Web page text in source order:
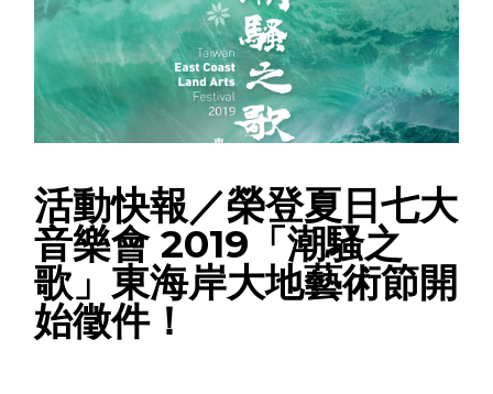
活動快報／榮登夏日七大
音樂會 2019「潮騷之
歌」東海岸大地藝術節開
始徵件！